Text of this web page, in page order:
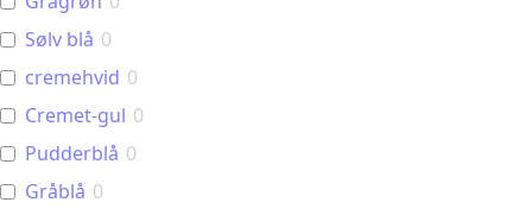
Sølv blå 0
cremehvid 0
Cremet-gul 0
Pudderblå 0
Gråblå 0